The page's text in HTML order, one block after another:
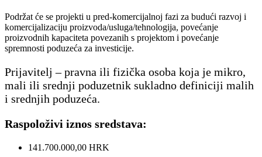
Podržat će se projekti u pred-komercijalnoj fazi za budući razvoj i
komercijalizaciju proizvoda/usluga/tehnologija, povećanje
proizvodnih kapaciteta povezanih s projektom i povećanje
spremnosti poduzeća za investicije.
Prijavitelj – pravna ili fizička osoba koja je mikro,
mali ili srednji poduzetnik sukladno definiciji malih
i srednjih poduzeća.
Raspoloživi iznos sredstava:
141.700.000,00 HRK